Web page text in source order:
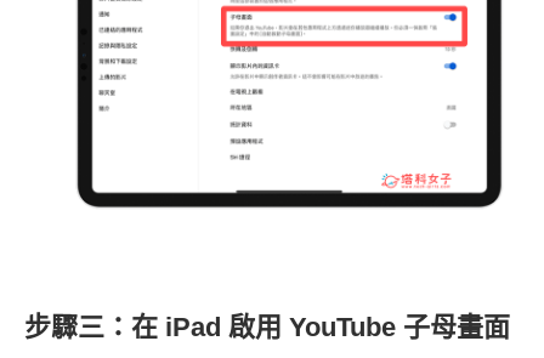
步驟三：在 iPad 啟用 YouTube 子母畫面